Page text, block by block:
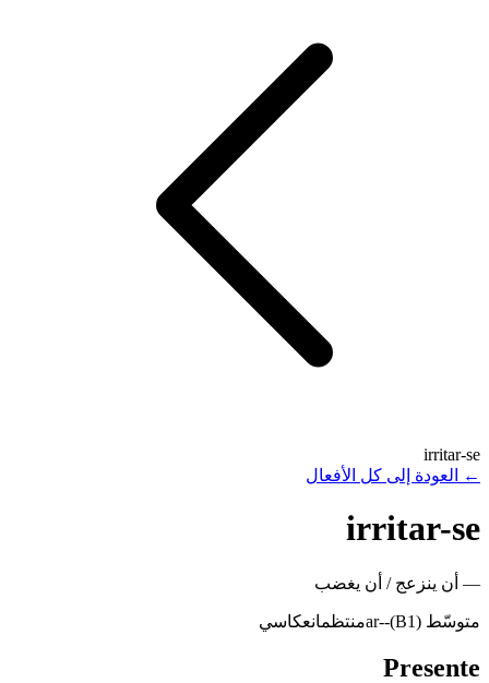
irritar-se
←
العودة إلى كل الأفعال
irritar-se
— أن ينزعج / أن يغضب
متوسّط (B1) -
-ar منتظمانعكاسي
Presente